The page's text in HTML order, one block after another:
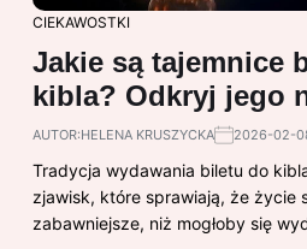
CIEKAWOSTKI
Jakie są tajemnice
kibla? Odkryj jego
AUTOR:HELENA KRUSZYCKA 2026-02-
Tradycja wydawania biletu do
zjawisk, które sprawiają, że życie
zabawniejsze, niż mogłoby się